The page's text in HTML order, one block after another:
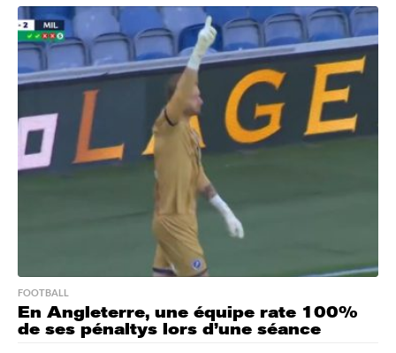
e
r
s
a
g
FOOTBALL
En Angleterre, une équipe rate 100%
de ses pénaltys lors d’une séance